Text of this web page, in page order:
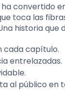
ha convertido
toca las
historia que
cada capítulo.
entrelazadas.
al público en